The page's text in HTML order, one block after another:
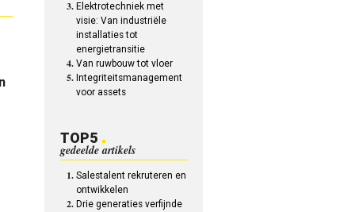
Elektrotechniek met
visie: Van industriële
installaties tot
energietransitie
Van ruwbouw tot vloer
Integriteitsmanagement
voor assets
TOP5
gedeelde artikels
Salestalent rekruteren en
ontwikkelen
Drie generaties verfijnde